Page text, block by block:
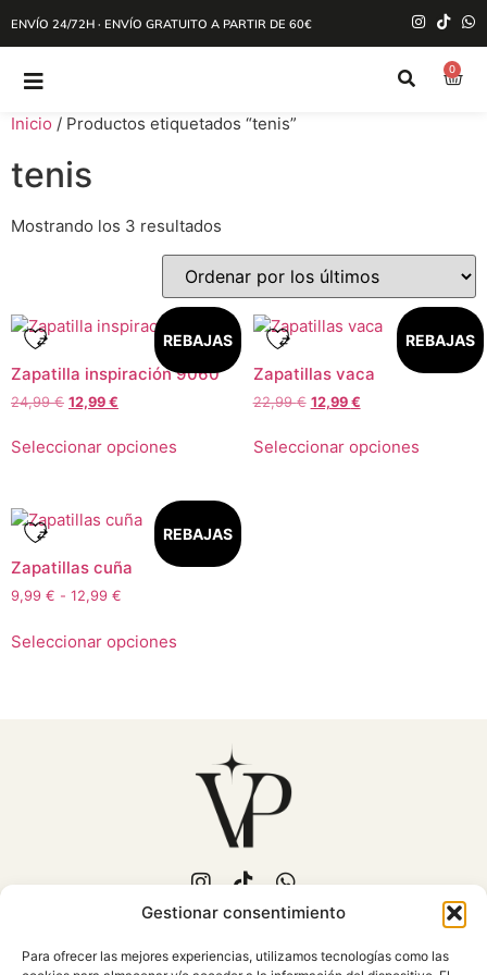
Gestionar consentimiento
Para ofrecer las mejores experiencias, utilizamos tecnologías como las
ENVÍO 24/72H · ENVÍO GRATUITO A PARTIR DE 60€
0
Inicio / Productos etiquetados “tenis”
tenis
Mostrando los 3 resultados
REBAJAS
Zapatilla inspiración 9060
24,99€ 12,99 €
Seleccionar opciones
REBAJAS
Zapatillas vaca
22,99€ 12,99 €
Seleccionar opciones
REBAJAS
Zapatillas cuña
9,99 € - 12,99 €
Seleccionar opciones
C/Fuente Piedra, 15